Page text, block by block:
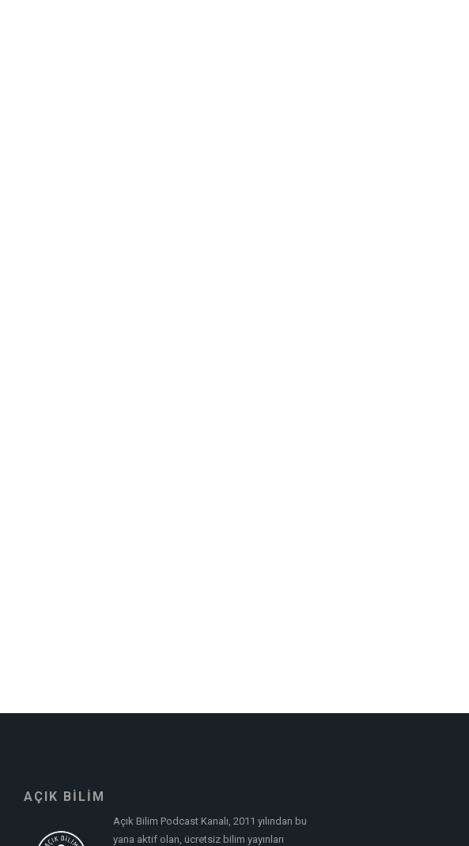
AÇIK BİLİM
Açık Bilim Podcast Kanalı, 2011 yılından bu
yana aktif olan, ücretsiz bilim yayınları